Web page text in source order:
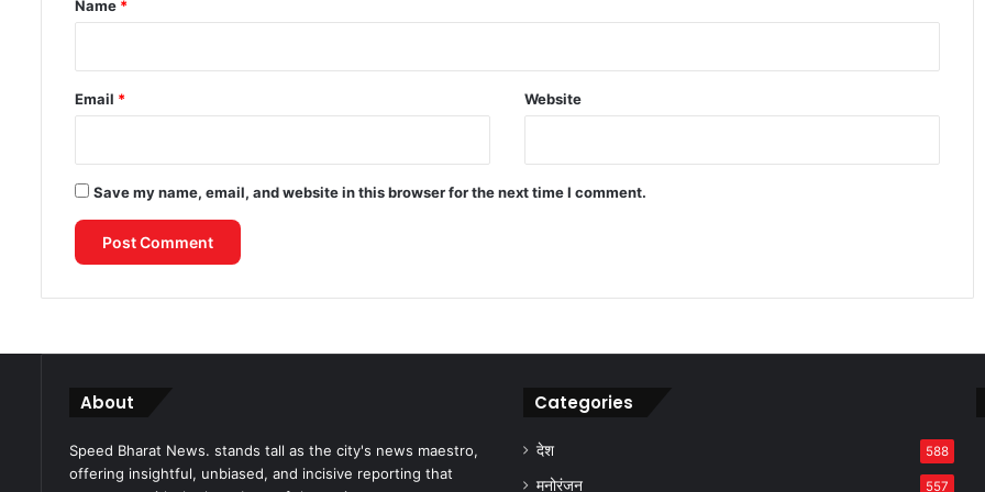
हुआ लाल निशान में बंद
Name *
Email * Website
Save my name, email, and website in this browser for the next time I comment.
About
Speed Bharat News. stands tall as the city's news maestro,
offering insightful, unbiased, and incisive reporting that
Categories
देश 588
मनोरंजन 557